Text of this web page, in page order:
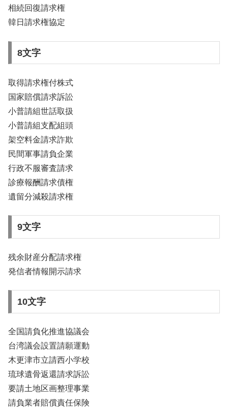
相続回復請求権
韓日請求権協定
8文字
取得請求権付株式
国家賠償請求訴訟
小普請組世話取扱
小普請組支配組頭
架空料金請求詐欺
民間軍事請負企業
行政不服審査請求
診療報酬請求債権
遺留分減殺請求権
9文字
残余財産分配請求権
発信者情報開示請求
10文字
全国請負化推進協議会
台湾議会設置請願運動
木更津市立請西小学校
琉球遺骨返還請求訴訟
要請土地区画整理事業
請負業者賠償責任保険